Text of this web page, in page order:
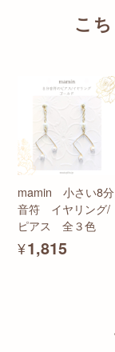
こ
mamin 小さい8分
音符 イヤリング/
ピアス 全３色
¥1,815